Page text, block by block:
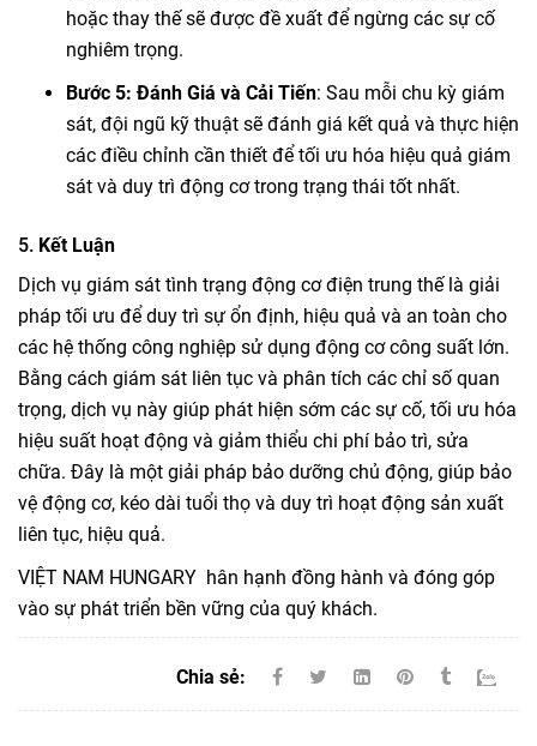
hoặc thay thế sẽ được đề xuất để ngừng các sự cố
nghiêm trọng.
Bước 5: Đánh Giá và Cải Tiến: Sau mỗi chu kỳ giám
sát, đội ngũ kỹ thuật sẽ đánh giá kết quả và thực hiện
các điều chỉnh cần thiết để tối ưu hóa hiệu quả giám
sát và duy trì động cơ trong trạng thái tốt nhất.
5. Kết Luận
Dịch vụ giám sát tình trạng động cơ điện trung thế là giải
pháp tối ưu để duy trì sự ổn định, hiệu quả và an toàn cho
các hệ thống công nghiệp sử dụng động cơ công suất lớn.
Bằng cách giám sát liên tục và phân tích các chỉ số quan
trọng, dịch vụ này giúp phát hiện sớm các sự cố, tối ưu hóa
hiệu suất hoạt động và giảm thiểu chi phí bảo trì, sửa
chữa. Đây là một giải pháp bảo dưỡng chủ động, giúp bảo
vệ động cơ, kéo dài tuổi thọ và duy trì hoạt động sản xuất
liên tục, hiệu quả.
VIỆT NAM HUNGARY hân hạnh đồng hành và đóng góp
vào sự phát triển bền vững của quý khách.
Chia sẻ: